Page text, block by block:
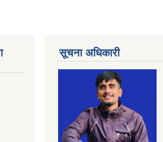
सूचना अधिकारी